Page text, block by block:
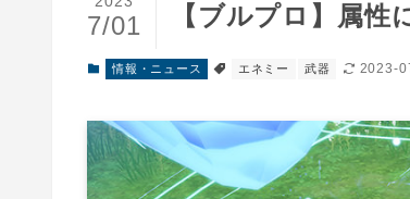
【ブルプロ】属性
7/01
情報・ニュース エネミー 武器 2023-